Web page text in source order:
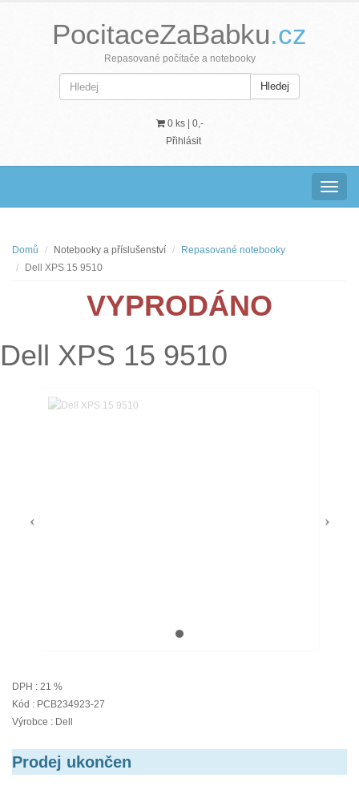
PocitaceZaBabku.cz
Repasované počítače a notebooky
Hledej
0 ks | 0,-
Přihlásit
Domů Notebooky a příslušenství
Repasované notebooky
Dell XPS 15 9510
VYPRODÁNO
Dell XPS 15 9510
DPH : 21 %
Kód : PCB234923-27
Výrobce : Dell
Prodej ukončen